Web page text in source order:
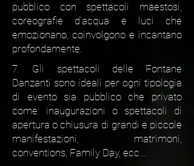
pubblico con spettacoli maestosi,
coreografie d’acqua e luci che
emozionano, coinvolgono e incantano
profondamente.
7. Gli spettacoli delle Fontane
Danzanti sono ideali per ogni tipologia
di evento sia pubblico che privato
come: inaugurazioni o spettacoli di
apertura o chiusura di grandi e piccole
manifestazioni, matrimoni,
conventions, Family Day, ecc...